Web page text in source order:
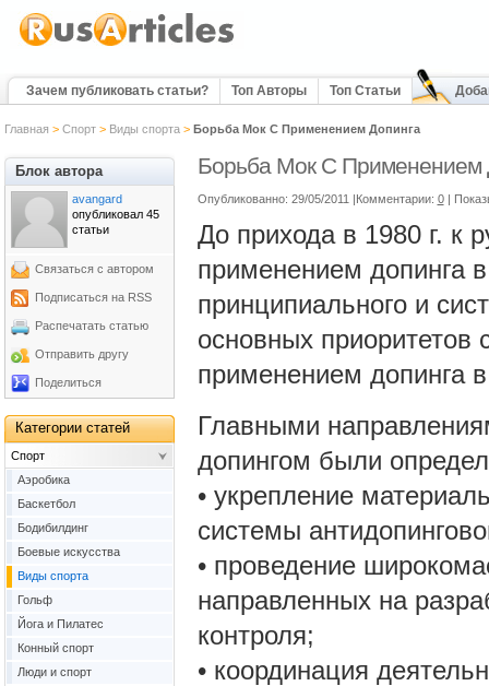
Зачем публиковать статьи? Топ Авторы Топ Статьи
Главная > Спорт> Виды спорта> Борьба Мок С Применением Допинга
Борьба Мок С Применением
Опубликованно: 29/05/2011 |Комментарии: 0 |
До прихода в 1980 г. к
применением допинга
принципиального и
основных приоритетов
применением допинга
Главными
допингом были
• укрепление
системы
• проведение
направленных на
контроля;
• координация
Блок автора
avangard
опубликовал 45
статьи
Связаться с автором
Подписаться на RSS
Распечатать статью
Отправить другу
Поделиться
Категории статей
Спорт
Аэробика
Баскетбол
Бодибилдинг
Боевые искусства
Виды спорта
Гольф
Йога и Пилатес
Конный спорт
Люди и спорт